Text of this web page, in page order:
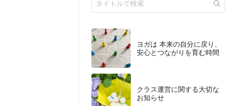
ヨガは 本来の自分に戻り、
安心とつながりを育む時間
クラス運営に関する大切な
お知らせ